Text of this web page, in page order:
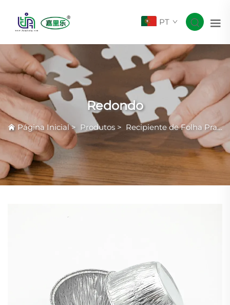
PT
Redondo
Página Inicial> Produtos > Recipiente de Folha Prateada com Rugas Comuns